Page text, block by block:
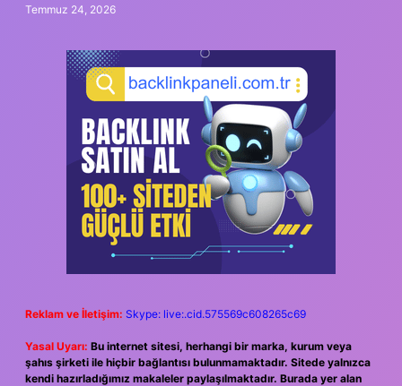
Temmuz 24, 2026
Reklam ve İletişim: Skype: live:.cid.575569c608265c69
Yasal Uyarı: Bu internet sitesi, herhangi bir marka, kurum veya
şahıs şirketi ile hiçbir bağlantısı bulunmamaktadır. Sitede yalnızca
kendi hazırladığımız makaleler paylaşılmaktadır. Burada yer alan